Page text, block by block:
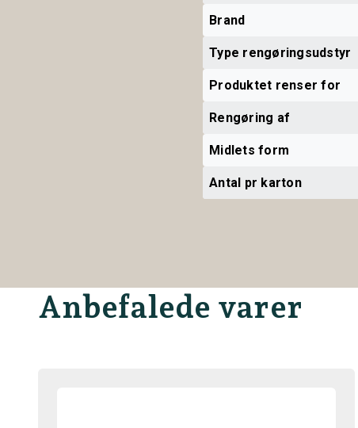
Brand
Type rengøringsudstyr
Produktet renser for
Rengøring af
Midlets form
Antal pr karton
Anbefalede varer